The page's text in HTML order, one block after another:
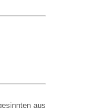
aus